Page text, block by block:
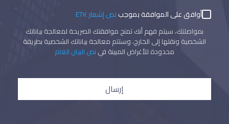
أوافق على الموافقة بموجبنص إشعار ETK
بمواصلتك، سيتم فهم أنك تمنح موافقتك الصريحة لمعالجة بياناتك
الشخصية ونقلها إلى الخارج، وستتم معالجة بياناتك الشخصية بطريقة
محدودة للأغراض المبينة في نص البيان العام
إرسال